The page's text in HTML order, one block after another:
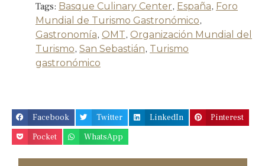
Tags: Basque Culinary Center, España, Foro
Mundial de Turismo Gastronómico,
Gastronomía, OMT, Organización Mundial del
Turismo, San Sebastián, Turismo
gastronómico
Facebook Twitter LinkedIn
Pinterest
Pocket
WhatsApp